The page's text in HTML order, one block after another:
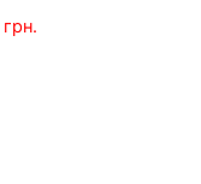
грн.